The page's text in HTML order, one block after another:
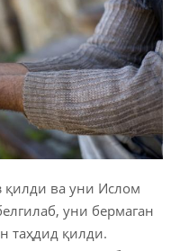
қилди ва уни Ислом
уни бермаган
таҳдид қилди.